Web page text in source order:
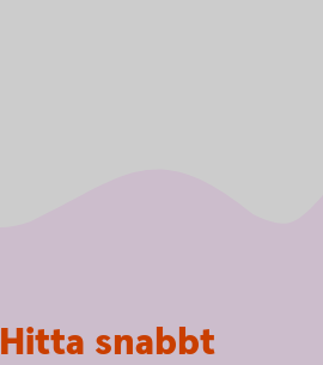
Hitta snabbt